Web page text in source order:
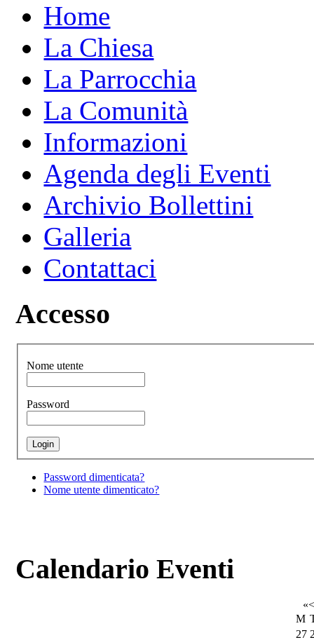
Home
La Chiesa
La Parrocchia
La Comunità
Informazioni
Agenda degli Eventi
Archivio Bollettini
Galleria
Contattaci
Accesso
Nome utente
Password
Password dimenticata?
Nome utente dimenticato?
Calendario Eventi
«<
M
27